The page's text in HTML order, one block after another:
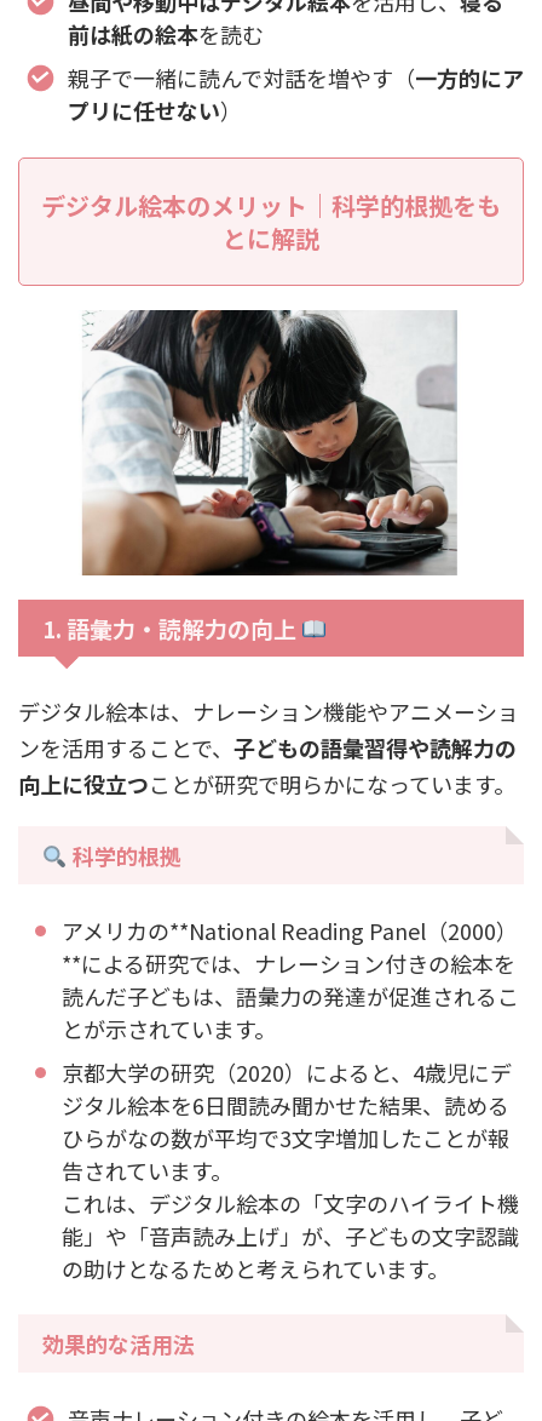
前は紙の絵本を読む
親子で一緒に読んで対話を増やす（一方的にア
プリに任せない）
デジタル絵本のメリット｜科学的根拠をも
とに解説
1. 語彙力・読解力の向上
デジタル絵本は、ナレーション機能やアニメーショ
ンを活用することで、 子どもの語彙習得や読解力の
向上に役立つことが研究で明らかになっています。
科学的根拠
アメリカの**National Reading Panel（2000）
**による研究では、ナレーション付きの絵本を
読んだ子どもは、語彙力の発達が促進されるこ
とが示されています。
京都大学の研究（2020）によると、4歳児にデ
ジタル絵本を6日間読み聞かせた結果、読める
ひらがなの数が平均で3文字増加したことが報
告されています。
これは、デジタル絵本の「文字のハイライト機
能」や「音声読み上げ」が、子どもの文字認識
の助けとなるためと考えられています。
効果的な活用法